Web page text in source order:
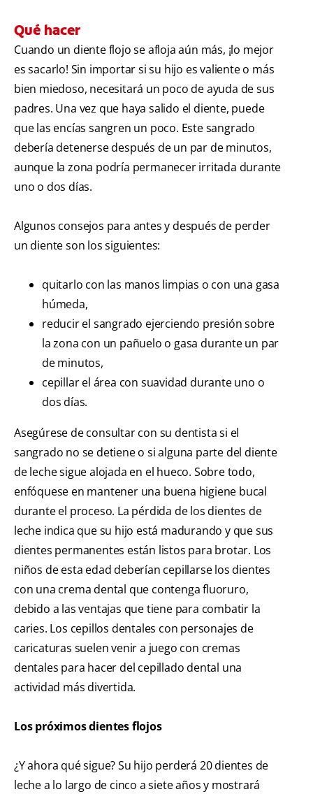
Qué hacer
Cuando un diente flojo se afloja aún más, ¡lo mejor
es sacarlo! Sin importar si su hijo es valiente o más
bien miedoso, necesitará un poco de ayuda de sus
padres. Una vez que haya salido el diente, puede
que las encías sangren un poco. Este sangrado
debería detenerse después de un par de minutos,
aunque la zona podría permanecer irritada durante
uno o dos días.
Algunos consejos para antes y después de perder
un diente son los siguientes:
quitarlo con las manos limpias o con una gasa
húmeda,
reducir el sangrado ejerciendo presión sobre
la zona con un pañuelo o gasa durante un par
de minutos,
cepillar el área con suavidad durante uno o
dos días.
Asegúrese de consultar con su dentista si el
sangrado no se detiene o si alguna parte del diente
de leche sigue alojada en el hueco. Sobre todo,
enfóquese en mantener una buena higiene bucal
durante el proceso. La pérdida de los dientes de
leche indica que su hijo está madurando y que sus
dientes permanentes están listos para brotar. Los
niños de esta edad deberían cepillarse los dientes
con una crema dental que contenga fluoruro,
debido a las ventajas que tiene para combatir la
caries. Los cepillos dentales con personajes de
caricaturas suelen venir a juego con cremas
dentales para hacer del cepillado dental una
actividad más divertida.
Los próximosdientes flojos
¿Y ahora qué sigue? Su hijo perderá 20 dientes de
leche a lo largo de cinco a siete años y mostrará